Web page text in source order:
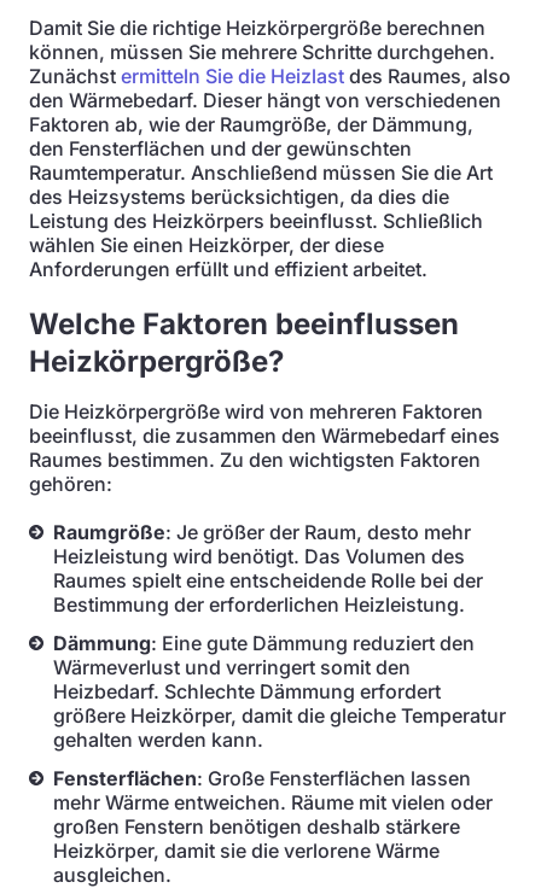
Damit Sie die richtige Heizkörpergröße berechnen
können, müssen Sie mehrere Schritte durchgehen.
Zunächst ermitteln Sie die Heizlast des Raumes, also
den Wärmebedarf. Dieser hängt von verschiedenen
Faktoren ab, wie der Raumgröße, der Dämmung,
den Fensterflächen und der gewünschten
Raumtemperatur. Anschließend müssen Sie die Art
des Heizsystems berücksichtigen, da dies die
Leistung des Heizkörpers beeinflusst. Schließlich
wählen Sie einen Heizkörper, der diese
Anforderungen erfüllt und effizient arbeitet.
Welche Faktoren beeinflussen
Heizkörpergröße?
Die Heizkörpergröße wird von mehreren Faktoren
beeinflusst, die zusammen den Wärmebedarf eines
Raumes bestimmen. Zu den wichtigsten Faktoren
gehören:
Raumgröße: Je größer der Raum, desto mehr
Heizleistung wird benötigt. Das Volumen des
Raumes spielt eine entscheidende Rolle bei der
Bestimmung der erforderlichen Heizleistung.
Dämmung: Eine gute Dämmung reduziert den
Wärmeverlust und verringert somit den
Heizbedarf. Schlechte Dämmung erfordert
größere Heizkörper, damit die gleiche Temperatur
gehalten werden kann.
Fensterflächen: Große Fensterflächen lassen
mehr Wärme entweichen. Räume mit vielen oder
großen Fenstern benötigen deshalb stärkere
Heizkörper, damit sie die verlorene Wärme
ausgleichen.